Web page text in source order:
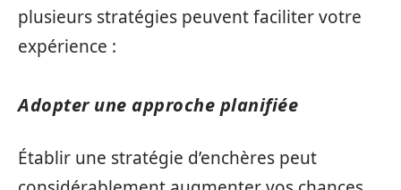
plusieurs stratégies peuvent faciliter votre
expérience :
Adopter une approche planifiée
Établir une stratégie d’enchères peut